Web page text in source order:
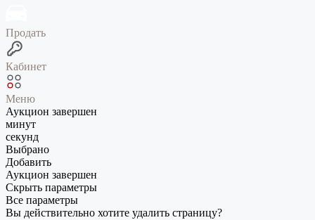
Продать
Кабинет
Меню
Аукцион завершен
минут
секунд
Выбрано
Добавить
Аукцион завершен
Скрыть параметры
Все параметры
Вы действительно хотите удалить страницу?